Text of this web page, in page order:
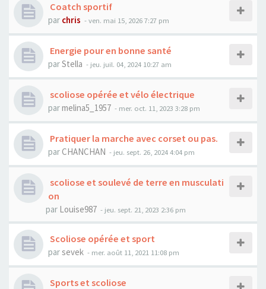
Coatch sportif
par chris - ven. mai 15, 2026 7:27 pm
Energie pour en bonne santé
parStella - jeu. juil. 04, 2024 10:27 am
scoliose opérée et vélo électrique
parmelina5_1957 - mer. oct. 11, 2023 3:28 pm
Pratiquer la marche avec corset ou pas.
parCHANCHAN - jeu. sept. 26, 2024 4:04 pm
scoliose et soulevé de terre en musculati
on
par Louise987 - jeu. sept. 21, 2023 2:36 pm
Scoliose opérée et sport
parsevek - mer. août 11, 2021 11:08 pm
Sports et scoliose